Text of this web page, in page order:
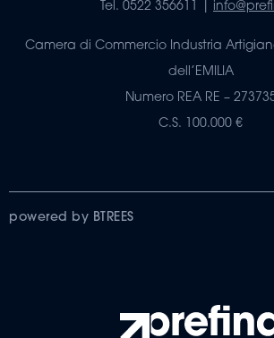
Tel. 0522 356611 |
Camera di Commercio Industria
dell’EMILIA
Numero REA RE –
C.S. 100.000 €
powered by BTREES